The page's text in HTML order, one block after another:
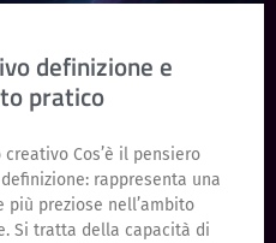
definizione e
pratico
Cos’è il pensiero
rappresenta una
preziose nell’ambito
Si tratta della capacità di